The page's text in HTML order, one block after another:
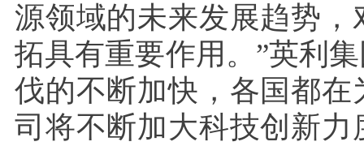
源领域的未来发展趋势
拓具有重要作用。”英利
伐的不断加快，各国都
司将不断加大科技创新